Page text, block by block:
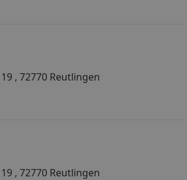
, 72770 Reutlingen
, 72770 Reutlingen